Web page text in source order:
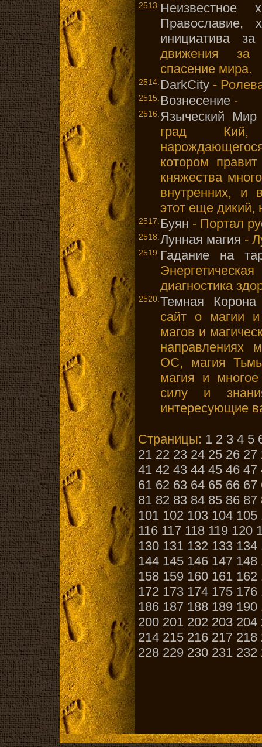
2513. Неизвестное
Православие,
инициатива
движения за
спасение мира.
2514. DarkCity -
2515. Вознесение -
2516. Языческий Мир
град Кий,
котором
княжества
внутренних, и
этот еще дикий,
2517. Буян - Портал
2518. Лунная магия -
2519. Гадание на
диагностика
2520. Темная Корона
сайт о магии
магов и
направлениях
ОС, магия
магия и
силу и
интересующие
Страницы: 1 2 3 4 5
21 22 23 24 25 26 27
41 42 43 44 45 46 47
61 62 63 64 65 66 67
81 82 83 84 85 86 87
101 102 103 104 105
116 117 118 119 120
130 131 132 133 134
144 145 146 147 148
158 159 160 161 162
172 173 174 175 176
186 187 188 189 190
200 201 202 203 204
214 215 216 217 218
228 229 230 231 232